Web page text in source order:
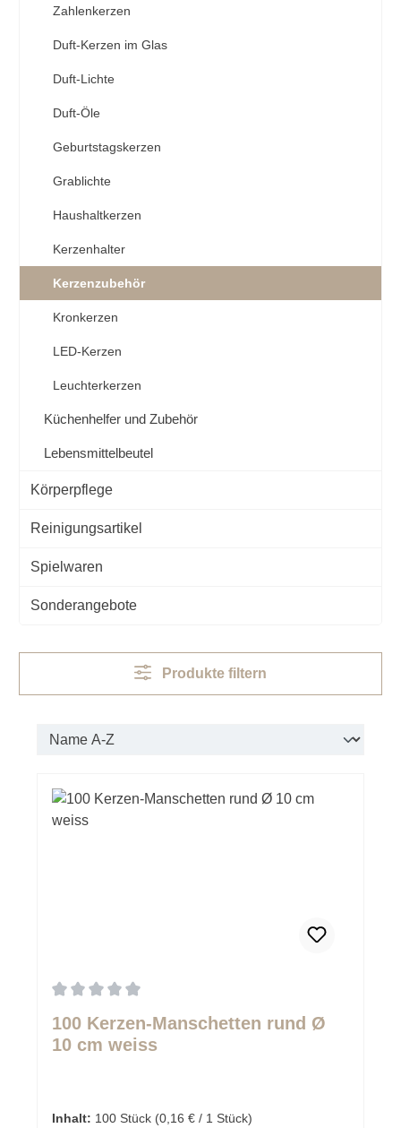
Zahlenkerzen
Duft-Kerzen im Glas
Duft-Lichte
Duft-Öle
Geburtstagskerzen
Grablichte
Haushaltkerzen
Kerzenhalter
Kerzenzubehör
Kronkerzen
LED-Kerzen
Leuchterkerzen
Küchenhelfer und Zubehör
Lebensmittelbeutel
Körperpflege
Reinigungsartikel
Spielwaren
Sonderangebote
Produkte filtern
100 Kerzen-Manschetten rund Ø
10 cm weiss
Inhalt: 100 Stück (0,16 € / 1 Stück)